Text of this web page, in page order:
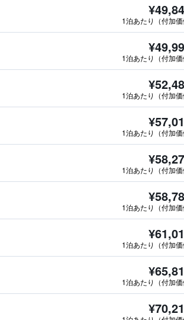
1泊あたり（付加価
1泊あたり（付加価
1泊あたり（付加価
1泊あたり（付加価
1泊あたり（付加価
1泊あたり（付加価
1泊あたり（付加価
1泊あたり（付加価